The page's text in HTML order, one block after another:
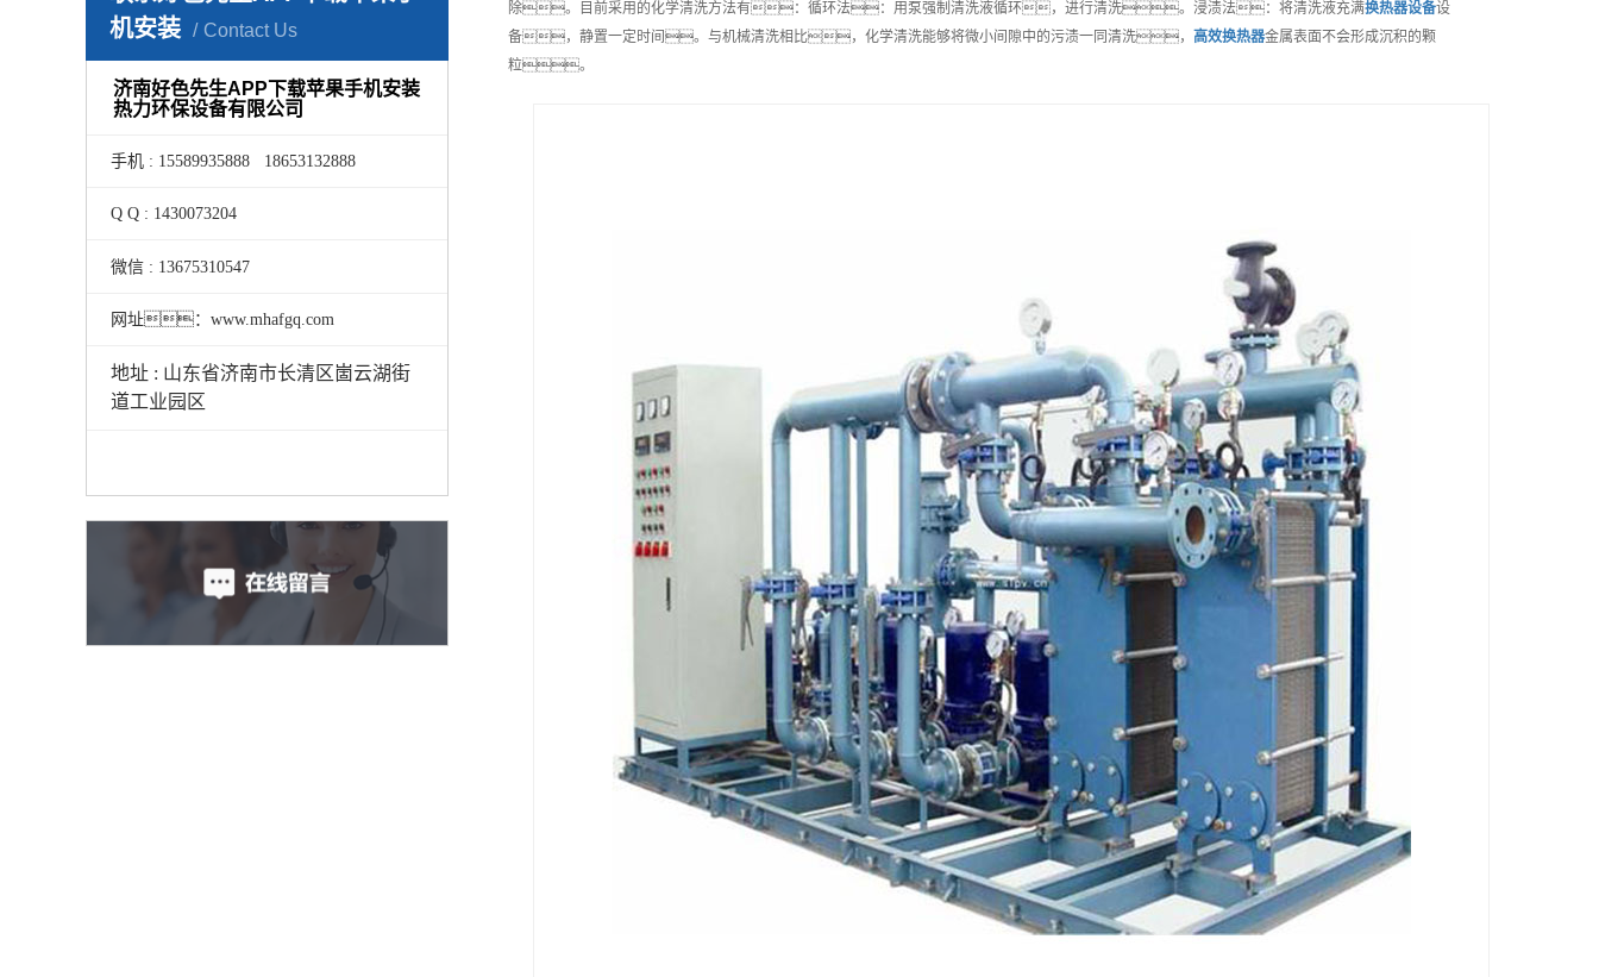
机安装
Contact Us
济南好色先生APP下载苹果手机安装
热力环保设备有限公司
手机 : 15589935888 18653132888
Q Q : 1430073204
微信 : 13675310547
网址：www.mhafgq.com
地址 : 山东省济南市长清区崮云湖街
道工业园区
除。目前采用的化学清洗方法有：循环法：用泵强制清洗液循环，进行清洗。浸渍法：将清洗液充满换热器设备设
备，静置一定时间。与机械清洗相比，化学清洗能够将微小间隙中的污渍一同清洗， 高效换热器金属表面不会形成沉积的颗
粒。